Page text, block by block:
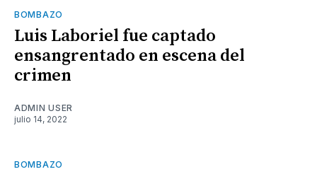
BOMBAZO
Luis Laboriel fue captado
ensangrentado en escena del
crimen
ADMIN USER
julio 14, 2022
BOMBAZO